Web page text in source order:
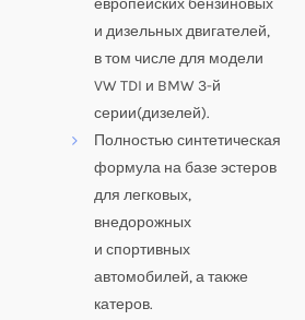
и дизельных двигателей,
в том числе для модели
VW TDI и BMW 3-й
серии(дизелей).
Полностью синтетическая
формула на базе эстеров
для легковых,
внедорожных
и спортивных
автомобилей, а также
катеров.